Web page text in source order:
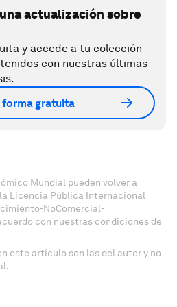
actualización sobre
y accede a tu colección
con nuestras últimas
gratuita
Mundial pueden volver a
Licencia Pública Internacional
NoComercial-
con nuestras condiciones de
este artículo son las del autor y no